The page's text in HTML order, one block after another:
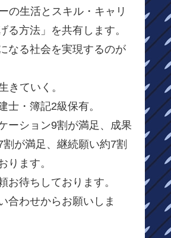
の生活とスキル・キャリ
る方法」を共有します。
なる社会を実現するのが
きていく。
士・簿記2級保有。
ーション9割が満足、成果
が満足、継続願い約7割
ります。
お待ちしております。
合わせからお願いしま